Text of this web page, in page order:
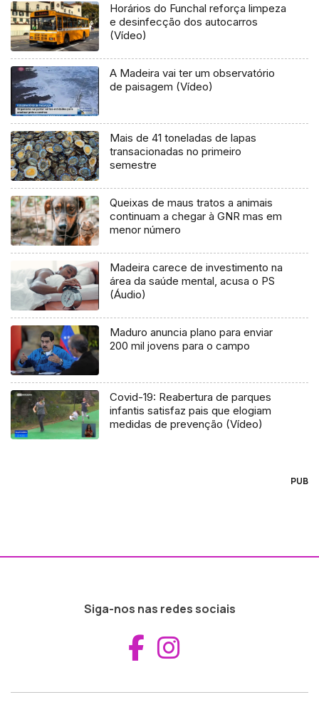
Horários do Funchal reforça limpeza
e desinfecção dos autocarros
(Vídeo)
A Madeira vai ter um observatório
de paisagem (Vídeo)
Mais de 41 toneladas de lapas
transacionadas no primeiro
semestre
Queixas de maus tratos a animais
continuam a chegar à GNR mas em
menor número
Madeira carece de investimento na
área da saúde mental, acusa o PS
(Áudio)
Maduro anuncia plano para enviar
200 mil jovens para o campo
Covid-19: Reabertura de parques
infantis satisfaz pais que elogiam
medidas de prevenção (Vídeo)
PUB
Siga-nos nas redes sociais
Aceder ao